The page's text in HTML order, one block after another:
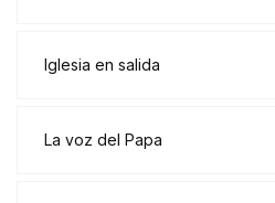
Iglesia en salida
La voz del Papa